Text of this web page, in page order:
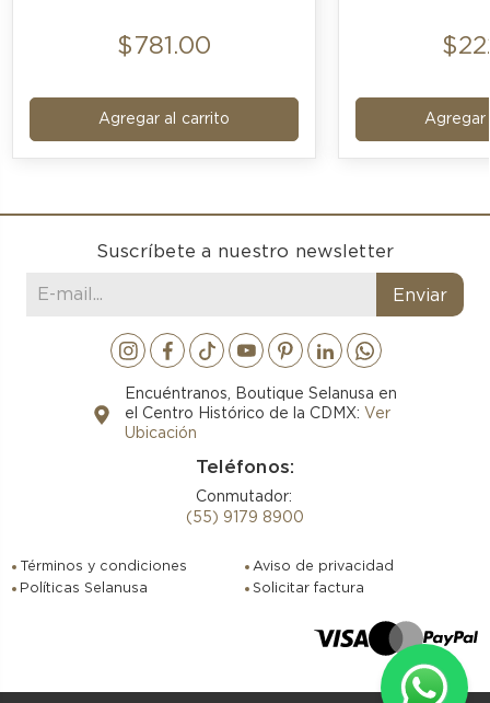
$781.00
Agregar al carrito Agregar
Suscríbete a nuestro newsletter
Encuéntranos, Boutique Selanusa en
el Centro Histórico de la CDMX: Ver
Ubicación
Teléfonos:
Conmutador:
(55) 9179 8900
Términos y condiciones
Aviso de privacidad
Políticas Selanusa
Solicitar factura